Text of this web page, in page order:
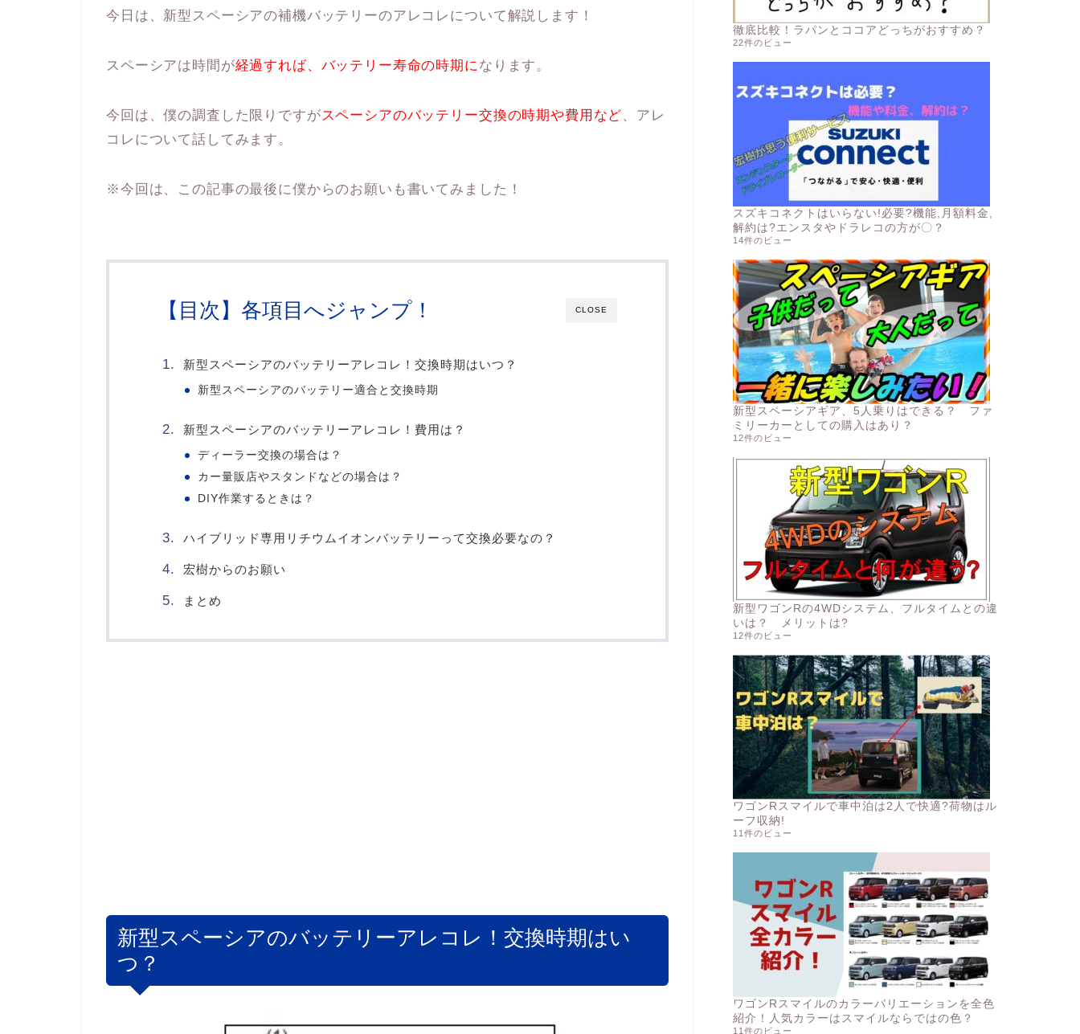
今日は、新型スペーシアの補機バッテリーのアレコレについて解説します！
スペーシアは時間が経過すれば、バッテリー寿命の時期に なります。
今回は、僕の調査した限りですがスペーシアのバッテリー交換の時期や費用など 、アレ
コレについて話してみます。
※今回は、この記事の最後に僕からのお願いも書いてみました！
CLOSE
【目次】各項目へジャンプ！
新型スペーシアのバッテリーアレコレ！交換時期はいつ？
新型スペーシアのバッテリー適合と交換時期
新型スペーシアのバッテリーアレコレ！費用は？
ディーラー交換の場合は？
カー量販店やスタンドなどの場合は？
DIY作業するときは？
ハイブリッド専用リチウムイオンバッテリーって交換必要なの？
宏樹からのお願い
まとめ
新型スペーシアのバッテリーアレコレ！交換時期はい
つ？
徹底比較！ラパンとココアどっちがおすすめ？
22件のビュー
スズキコネクトはいらない!必要?機能,月額料金,
解約は?エンスタやドラレコの方が〇？
14件のビュー
新型スペーシアギア、5人乗りはできる？ ファ
ミリーカーとしての購入はあり？
12件のビュー
新型ワゴンRの4WDシステム、フルタイムとの違
いは？ メリットは?
12件のビュー
ワゴンRスマイルで車中泊は2人で快適?荷物はル
ーフ収納!
11件のビュー
ワゴンRスマイルのカラーバリエーションを全色
紹介！人気カラーはスマイルならではの色？
11件のビュー